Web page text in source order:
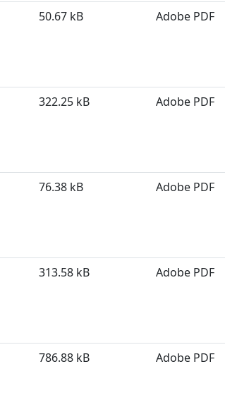
50.67 kB Adobe PDF
322.25 kB Adobe PDF
76.38 kB Adobe PDF
313.58 kB Adobe PDF
786.88 kB Adobe PDF